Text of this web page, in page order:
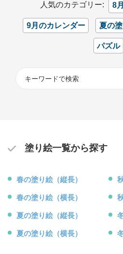
人気のカテゴリー: 8
9月のカレンダー 夏の
パズル
塗り絵一覧から探す
春の塗り絵（縦長）
春の塗り絵（横長）
夏の塗り絵（縦長）
夏の塗り絵（横長）